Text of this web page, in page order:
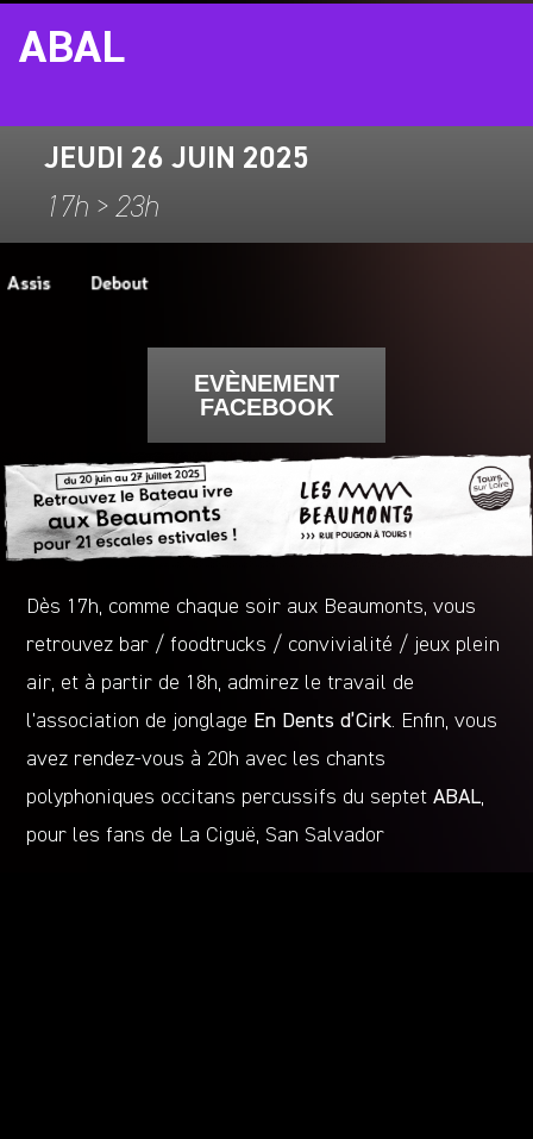
ABAL
JEUDI 26 JUIN 2025
17h > 23h
EVÈNEMENT
FACEBOOK
Dès 17h, comme chaque soir aux Beaumonts, vous
retrouvez bar / foodtrucks / convivialité / jeux plein
air, et à partir de 18h, admirez le travail de
l’association de jonglage En Dents d’Cirk. Enfin, vous
avez rendez-vous à 20h avec les chants
polyphoniques occitans percussifs du septetABAL,
pour les fans de La Ciguë, San Salvador